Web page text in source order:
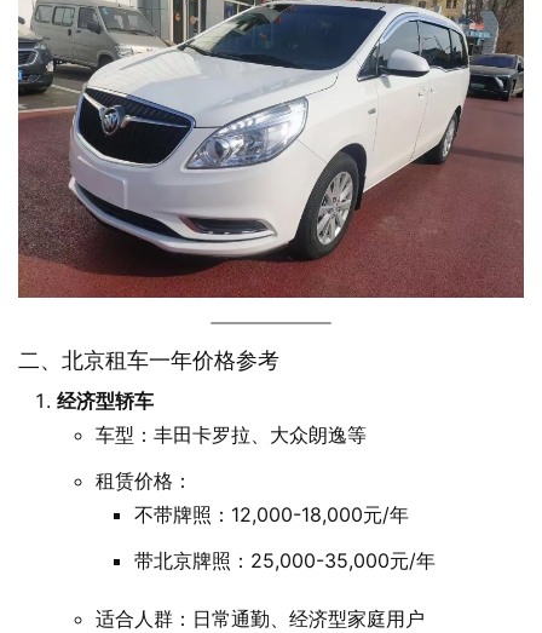
二、北京租车一年价格参考
经济型轿车
车型：丰田卡罗拉、大众朗逸等
租赁价格：
不带牌照：12,000-18,000元/年
带北京牌照：25,000-35,000元/年
适合人群：日常通勤、经济型家庭用户